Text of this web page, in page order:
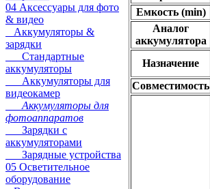
04 Аксессуары для фото
& видео
Аккумуляторы &
зарядки
Стандартные
аккумуляторы
Аккумуляторы для
видеокамер
Аккумуляторы для
фотоаппаратов
Зарядки с
аккумуляторами
Зарядные устройства
05 Осветительное
оборудование
Емкость (min)
Аналог
аккумулятора
Назначение
Совместимость